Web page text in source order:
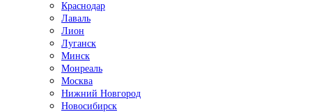
Краснодар
Лаваль
Лион
Луганск
Минск
Монреаль
Москва
Нижний Новгород
Новосибирск